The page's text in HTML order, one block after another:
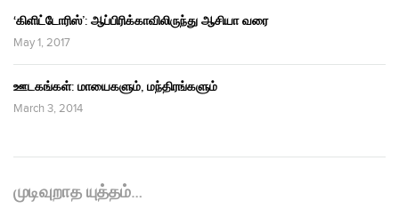
‘கிளிட்டோரிஸ்’: ஆப்பிரிக்காவிலிருந்து ஆசியா வரை
May 1, 2017
ஊடகங்கள்: மாயைகளும், மந்திரங்களும்
March 3, 2014
முடிவுறாத யுத்தம்…